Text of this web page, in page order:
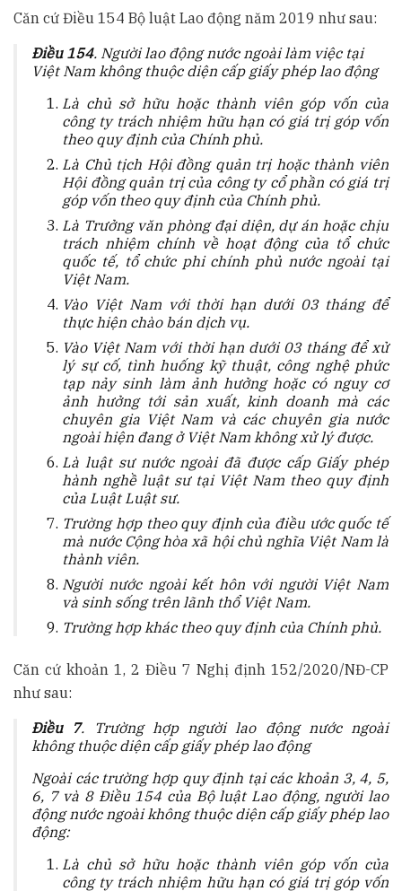
Căn cứ Điều 154 Bộ luật Lao động năm 2019 như sau:
Điều 154. Người lao động nước ngoài làm việc tại
Việt Nam không thuộc diện cấp giấy phép lao động
Là chủ sở hữu hoặc thành viên góp vốn của
công ty trách nhiệm hữu hạn có giá trị góp vốn
theo quy định của Chính phủ.
Là Chủ tịch Hội đồng quản trị hoặc thành viên
Hội đồng quản trị của công ty cổ phần có giá trị
góp vốn theo quy định của Chính phủ.
Là Trưởng văn phòng đại diện, dự án hoặc chịu
trách nhiệm chính về hoạt động của tổ chức
quốc tế, tổ chức phi chính phủ nước ngoài tại
Việt Nam.
Vào Việt Nam với thời hạn dưới 03 tháng để
thực hiện chào bán dịch vụ.
Vào Việt Nam với thời hạn dưới 03 tháng để xử
lý sự cố, tình huống kỹ thuật, công nghệ phức
tạp nảy sinh làm ảnh hưởng hoặc có nguy cơ
ảnh hưởng tới sản xuất, kinh doanh mà các
chuyên gia Việt Nam và các chuyên gia nước
ngoài hiện đang ở Việt Nam không xử lý được.
Là luật sư nước ngoài đã được cấp Giấy phép
hành nghề luật sư tại Việt Nam theo quy định
của Luật Luật sư.
Trường hợp theo quy định của điều ước quốc tế
mà nước Cộng hòa xã hội chủ nghĩa Việt Nam là
thành viên.
Người nước ngoài kết hôn với người Việt Nam
và sinh sống trên lãnh thổ Việt Nam.
Trường hợp khác theo quy định của Chính phủ.
Căn cứ khoản 1, 2 Điều 7 Nghị định 152/2020/NĐ-CP
như sau:
Điều 7. Trường hợp người lao động nước ngoài
không thuộc diện cấp giấy phép lao động
Ngoài các trường hợp quy định tại các khoản 3, 4, 5,
6, 7 và 8 Điều 154 của Bộ luật Lao động, người lao
động nước ngoài không thuộc diện cấp giấy phép lao
động:
Là chủ sở hữu hoặc thành viên góp vốn của
công ty trách nhiệm hữu hạn có giá trị góp vốn